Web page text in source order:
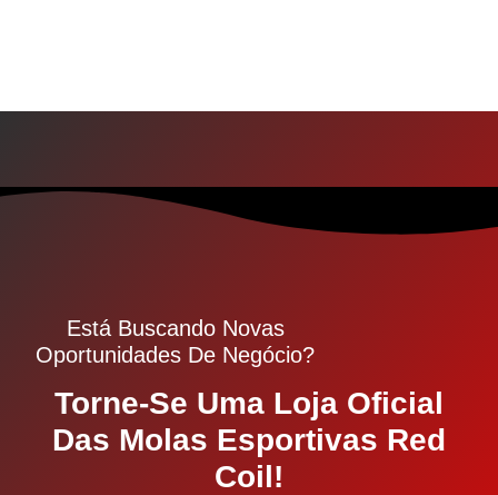
Está Buscando Novas
Oportunidades De Negócio?
Torne-Se Uma Loja Oficial
Das Molas Esportivas Red
Coil!